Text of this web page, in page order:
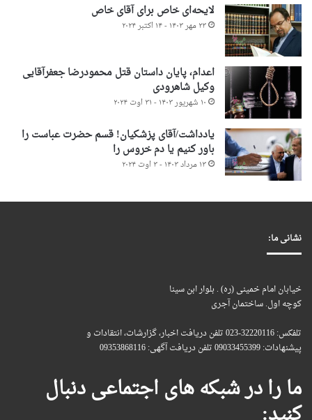
لایحه‌ای خاص برای آقای خاص
۲۳ مهر ۱۴۰۳ - ۱۴ اکتبر ۲۰۲۴
اعدام، پایان داستان قتل محمودرضا جعفرآقایی
وکیل شاهرودی
۱۰ شهریور ۱۴۰۳ - ۳۱ اوت ۲۰۲۴
یادداشت/آقای پزشکیان! قسم حضرت عباست را
باور کنیم یا دم خروس را
۱۳ مرداد ۱۴۰۳ - ۳ اوت ۲۰۲۴
نشانی ما:
خیابان امام خمینی (ره) . بلوار ابن سینا
کوچه اول. ساختمان آجری
تلفکس: 32220116-023 تلفن دریافت اخبار، گزارشات، انتقادات و
پیشنهادات: 09033455399 تلفن دریافت آگهی: 09353868116
ما را در شبکه های اجتماعی دنبال